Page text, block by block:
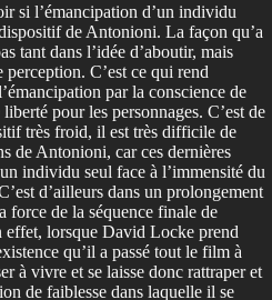
si l’émancipation d’un individu
de Antonioni. La façon qu’a
tant dans l’idée d’aboutir, mais
C’est ce qui rend
par la conscience de
pour les personnages. C’est de
très froid, il est très difficile de
de Antonioni, car ces dernières
individu seul face à l’immensité du
d’ailleurs dans un prolongement
force de la séquence finale de
lorsque David Locke prend
qu’il a passé tout le film à
à vivre et se laisse donc rattraper et
de faiblesse dans laquelle il se